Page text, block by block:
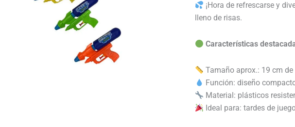
¡Hora de refrescarse y
lleno de risas.
Características
Tamaño aprox.: 19 cm
Función: diseño
Material: plásticos
Ideal para: tardes de